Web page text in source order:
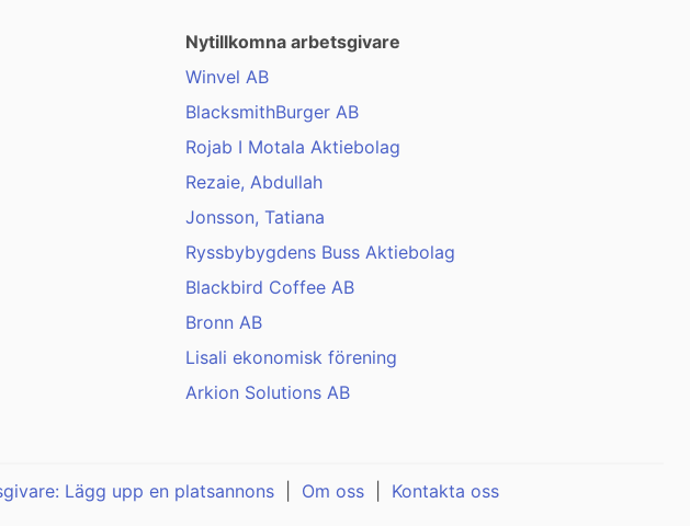
Nytillkomna arbetsgivare
Winvel AB
BlacksmithBurger AB
Rojab I Motala Aktiebolag
Rezaie, Abdullah
Jonsson, Tatiana
Ryssbybygdens Buss Aktiebolag
Blackbird Coffee AB
Bronn AB
Lisali ekonomisk förening
Arkion Solutions AB
Lägg upp en platsannons Om oss Kontakta oss